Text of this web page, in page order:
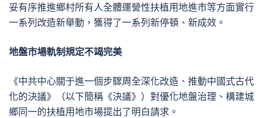
妥有序推進鄉村所有人全體運營性扶植用地進市等方面實行
一系列改造新舉動，獲得了一系列新停頓、新成效。
地盤市場軌制規定不竭完美
《中共中心關于進一個步驟周全深化改造、推動中國式古代
化的決議》（以下簡稱《決議》）對優化地盤治理、構建城
鄉同一的扶植用地市場提出了明白請求。